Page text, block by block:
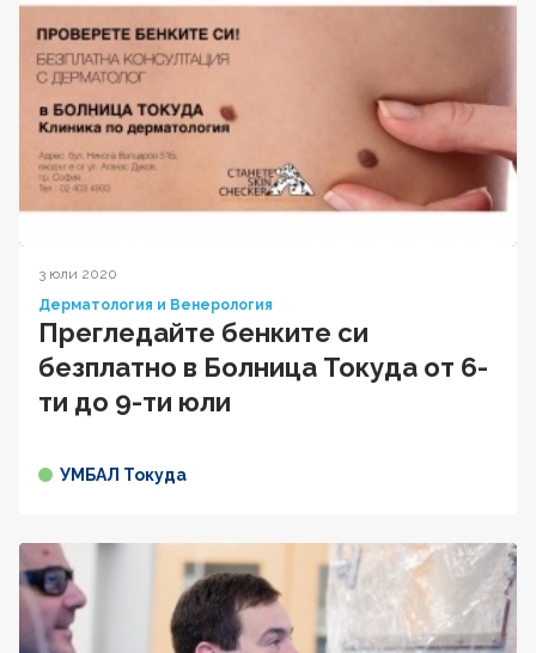
3 юли 2020
Дерматология и Венерология
Прегледайте бенките си
безплатно в Болница Токуда от 6-
ти до 9-ти юли
УМБАЛ Токуда